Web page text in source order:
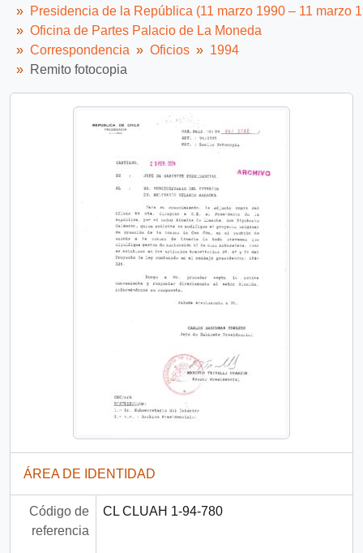
Presidencia de la República (11 marzo 1990 – 11 marzo
Oficina de Partes Palacio de La Moneda
Correspondencia
Oficios
1994
Remito fotocopia
ÁREA DE IDENTIDAD
Código de
referencia
CL CLUAH 1-94-780